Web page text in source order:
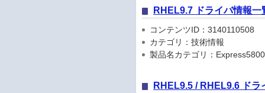
RHEL9.7 ドライバ情報一
コンテンツID：3140110508
カテゴリ：技術情報
製品名カテゴリ：
RHEL9.5 / RHEL9.6 ドラ